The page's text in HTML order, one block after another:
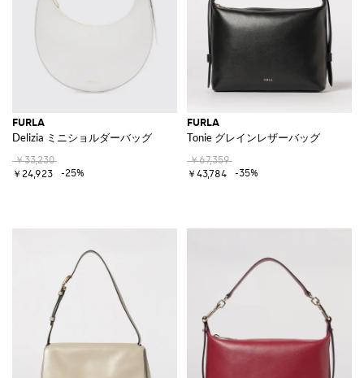
FURLA
Delizia ミニショルダーバッグ
￥33,230
￥24,923
-25%
FURLA
Tonie グレインレザーバッグ
￥67,359
￥43,784
-35%